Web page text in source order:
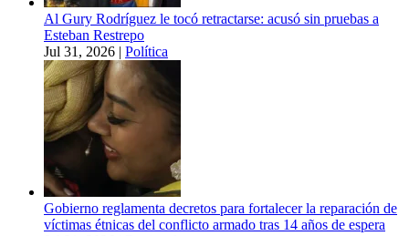
Al Gury Rodríguez le tocó retractarse: acusó sin pruebas a
Esteban Restrepo
Jul 31, 2026 | Política
Gobierno reglamenta decretos para fortalecer la reparación de
víctimas étnicas del conflicto armado tras 14 años de espera